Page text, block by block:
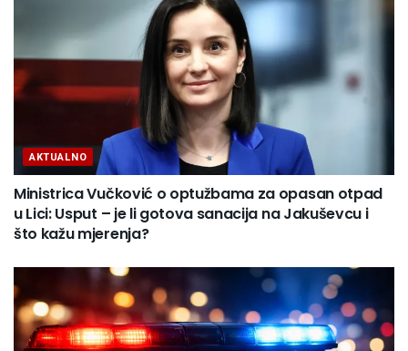
AKTUALNO
Ministrica Vučković o optužbama za opasan otpad
u Lici: Usput – je li gotova sanacija na Jakuševcu i
što kažu mjerenja?